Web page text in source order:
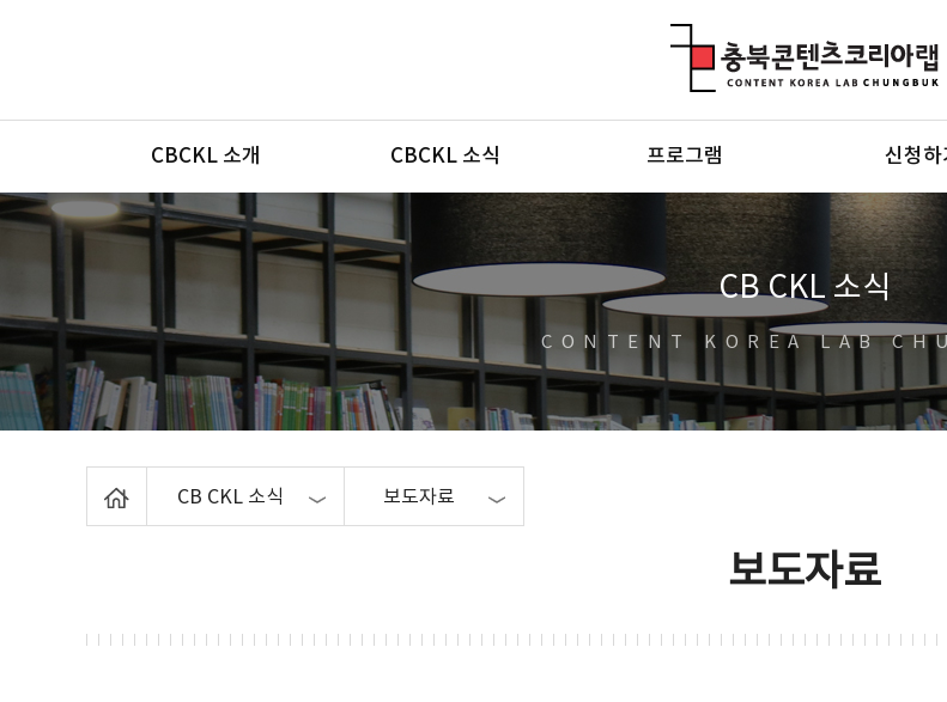
메뉴
CBCKL 소개 CBCKL 소식 프로그램 신청하
CB CKL 소식
CONTENT KOREA LAB
CB CKL 소식 보도자료
보도자료